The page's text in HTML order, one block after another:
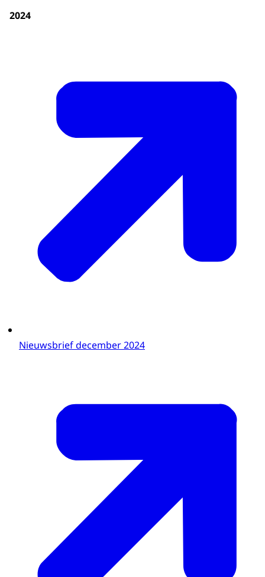
2024
Nieuwsbrief december 2024